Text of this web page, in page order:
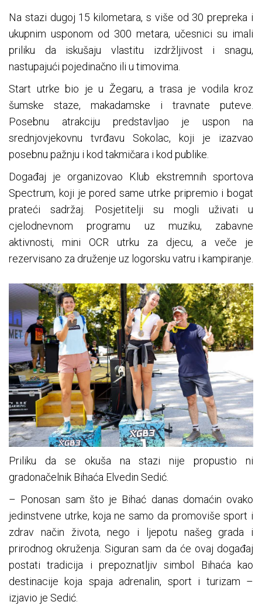
Na stazi dugoj 15 kilometara, s više od 30 prepreka i
ukupnim usponom od 300 metara, učesnici su imali
priliku da iskušaju vlastitu izdržljivost i snagu,
nastupajući pojedinačno ili u timovima.
Start utrke bio je u Žegaru, a trasa je vodila kroz
šumske staze, makadamske i travnate puteve.
Posebnu atrakciju predstavljao je uspon na
srednjovjekovnu tvrđavu Sokolac, koji je izazvao
posebnu pažnju i kod takmičara i kod publike.
Događaj je organizovao Klub ekstremnih sportova
Spectrum, koji je pored same utrke pripremio i bogat
prateći sadržaj. Posjetitelji su mogli uživati u
cjelodnevnom programu uz muziku, zabavne
aktivnosti, mini OCR utrku za djecu, a veče je
rezervisano za druženje uz logorsku vatru i kampiranje.
Priliku da se okuša na stazi nije propustio ni
gradonačelnik Bihaća Elvedin Sedić.
– Ponosan sam što je Bihać danas domaćin ovako
jedinstvene utrke, koja ne samo da promoviše sport i
zdrav način života, nego i ljepotu našeg grada i
prirodnog okruženja. Siguran sam da će ovaj događaj
postati tradicija i prepoznatljiv simbol Bihaća kao
destinacije koja spaja adrenalin, sport i turizam –
izjavio je Sedić.